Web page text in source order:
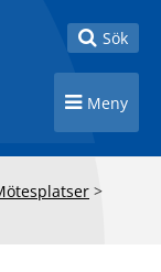
Toggle
Sök
Toggle
Meny
>